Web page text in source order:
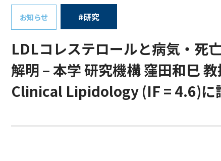
お知らせ #研究
LDLコレステロールと病気・死
解明 – 本学 研究機構 窪田和巳
Clinical Lipidology (IF = 4.6)に